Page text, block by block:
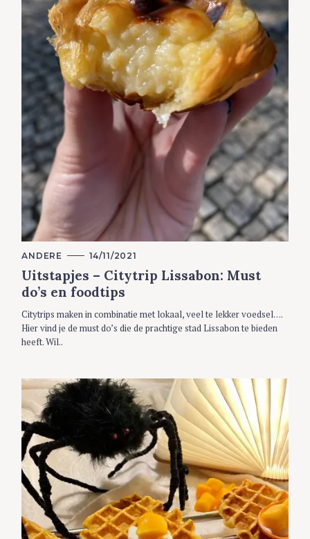
C
T
E
G
R
I
E
S
ANDERE 14/11/2021
Uitstapjes – Citytrip Lissabon: Must
do’s en foodtips
Citytrips maken in combinatie met lokaal, veel te lekker voedsel….
Hier vind je de must do’s die de prachtige stad Lissabon te bieden
heeft. Wil..